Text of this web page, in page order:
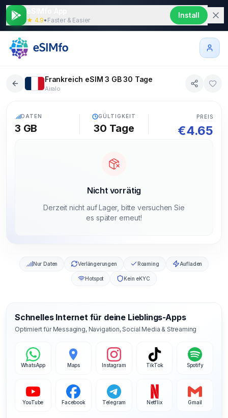
★ 4.9• Faster & Easier
Install
Frankreich eSIM 3 GB 30 Tage
Airalo
DATEN
3 GB
GÜLTIGKEIT
30 Tage
PREIS
€4.65
Nicht vorrätig
Derzeit nicht auf Lager, bitte versuchen Sie
es später erneut!
Nur Daten Verlängerungen Roaming Aufladen
Hotspot Kein eKYC
Schnelles Internet für deine Lieblings-Apps
Optimiert für Messaging, Navigation, Social Media & Streaming
WhatsApp Maps Instagram TikTok Spotify
YouTube Facebook Telegram Netflix Gmail